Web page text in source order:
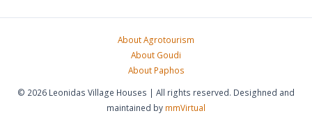
About Agrotourism
About Goudi
About Paphos
© 2026 Leonidas Village Houses | All rights reserved. Desighned and
maintained by mmVirtual